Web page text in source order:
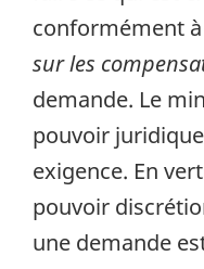
conformément
sur les
demande. Le
pouvoir
exigence. En
pouvoir
une demande